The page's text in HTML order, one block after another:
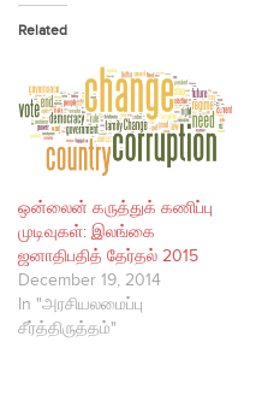
Related
ஒன்லைன் கருத்துக் கணிப்பு
முடிவுகள்: இலங்கை
ஜனாதிபதித் தேர்தல் 2015
December 19, 2014
In "அரசியலமைப்பு
சீர்த்திருத்தம்"